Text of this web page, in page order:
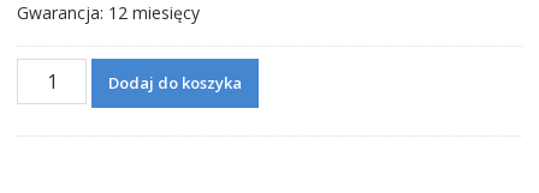
Gwarancja: 12 miesięcy
ilość
Bateria
Dodaj do koszyka